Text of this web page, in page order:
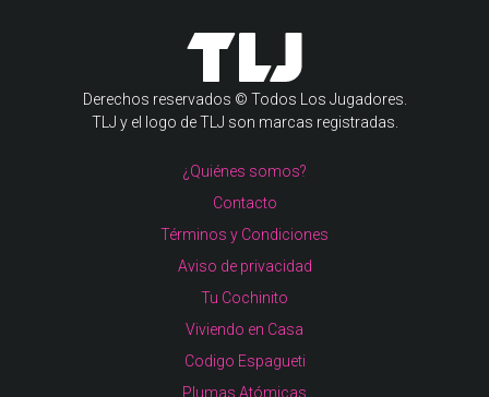
Derechos reservados © Todos Los Jugadores.
TLJ y el logo de TLJ son marcas registradas.
¿Quiénes somos?
Contacto
Términos y Condiciones
Aviso de privacidad
Tu Cochinito
Viviendo en Casa
Codigo Espagueti
Plumas Atómicas